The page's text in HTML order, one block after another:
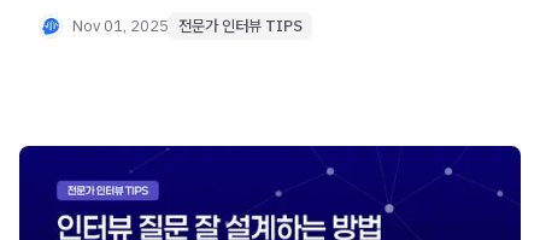
브레인커넥트의 전문가 매칭 솔루션을 통한 효율적인 리서치
Nov 01, 2025 전문가 인터뷰 TIPS